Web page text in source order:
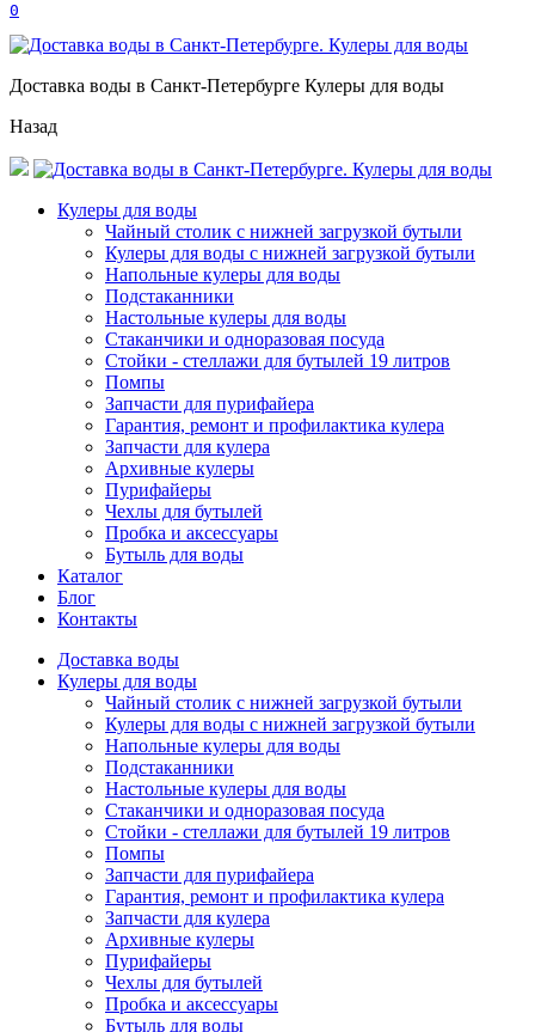
0
Доставка воды в Санкт-Петербурге Кулеры для воды
Назад
Кулеры для воды
Чайный столик с нижней загрузкой бутыли
Кулеры для воды с нижней загрузкой бутыли
Напольные кулеры для воды
Подстаканники
Настольные кулеры для воды
Стаканчики и одноразовая посуда
Стойки - стеллажи для бутылей 19 литров
Помпы
Запчасти для пурифайера
Гарантия, ремонт и профилактика кулера
Запчасти для кулера
Архивные кулеры
Пурифайеры
Чехлы для бутылей
Пробка и аксессуары
Бутыль для воды
Каталог
Блог
Контакты
Доставка воды
Кулеры для воды
Чайный столик с нижней загрузкой бутыли
Кулеры для воды с нижней загрузкой бутыли
Напольные кулеры для воды
Подстаканники
Настольные кулеры для воды
Стаканчики и одноразовая посуда
Стойки - стеллажи для бутылей 19 литров
Помпы
Запчасти для пурифайера
Гарантия, ремонт и профилактика кулера
Запчасти для кулера
Архивные кулеры
Пурифайеры
Чехлы для бутылей
Пробка и аксессуары
Бутыль для воды